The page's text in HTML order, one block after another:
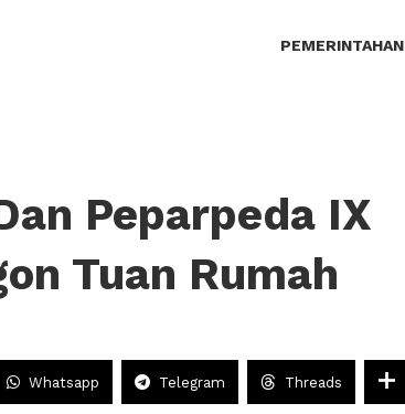
PEMERINTAHAN
Peparpeda IX
Tuan Rumah
Whatsapp Telegram Threads